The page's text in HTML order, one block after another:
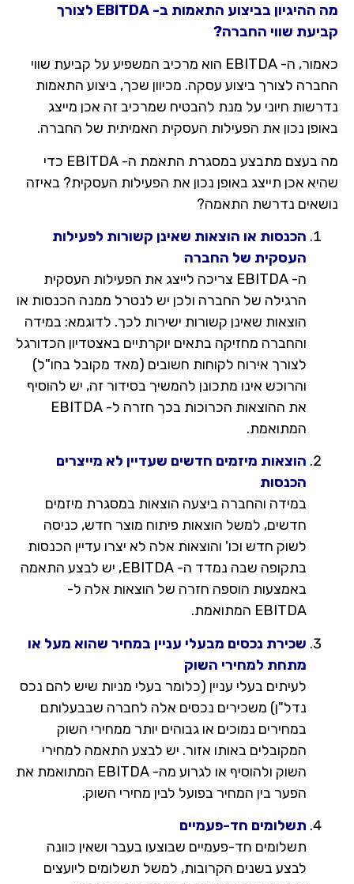
מה ההיגיון בביצוע התאמות ב- EBITDA לצורך
קביעת שווי החברה?
כאמור, ה- EBITDA הוא מרכיב המשפיע על קביעת שווי
החברה לצורך ביצוע עסקה. מכיוון שכך, ביצוע התאמות
נדרשות חיוני על מנת להבטיח שמרכיב זה אכן מייצג
באופן נכון את הפעילות העסקית האמיתית של החברה.
מה בעצם מתבצע במסגרת התאמת ה- EBITDA כדי
שהיא אכן תייצג באופן נכון את הפעילות העסקית? באיזה
נושאים נדרשת התאמה?
הכנסות או הוצאות שאינן קשורות לפעילות
העסקית של החברה
ה- EBITDA צריכה לייצג את הפעילות העסקית
הרגילה של החברה ולכן יש לנטרל ממנה הכנסות או
הוצאות שאינן קשורות ישירות לכך. לדוגמא: במידה
והחברה מחזיקה בתאים יוקרתיים באצטדיון הכדורגל
לצורך אירוח לקוחות חשובים (מאד מקובל בחו"ל)
והרוכש אינו מתכונן להמשיך בסידור זה, יש להוסיף
את ההוצאות הכרוכות בכך חזרה ל- EBITDA
המתואמת.
הוצאות מיזמים חדשים שעדיין לא מייצרים
הכנסות
במידה והחברה ביצעה הוצאות במסגרת מיזמים
חדשים, למשל הוצאות פיתוח מוצר חדש, כניסה
לשוק חדש וכו' והוצאות אלה לא יצרו עדיין הכנסות
בתקופה שבה נמדד ה- EBITDA, יש לבצע התאמה
באמצעות הוספה חזרה של הוצאות אלה ל-
EBITDA המתואמת.
שכירת נכסים מבעלי עניין במחיר שהוא מעל או
מתחת למחירי השוק
לעיתים בעלי עניין (כלומר בעלי מניות שיש להם נכס
נדל"ן) משכירים נכסים אלה לחברה שבבעלותם
במחירים נמוכים או גבוהים יותר ממחירי השוק
המקובלים באותו אזור. יש לבצע התאמה למחירי
השוק ולהוסיף או לגרוע מה- EBITDA המתואמת את
הפער בין המחיר בפועל לבין מחירי השוק.
תשלומים חד-פעמיים
תשלומים חד-פעמיים שבוצעו בעבר ושאין כוונה
לבצע בשנים הקרובות, למשל תשלומים ליועצים